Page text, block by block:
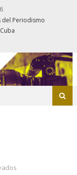
del Periodismo
en